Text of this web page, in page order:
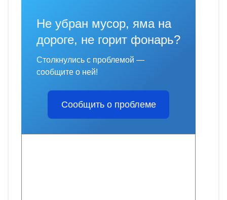
Не убран мусор, яма на
дороге, не горит фонарь?
Столкнулись с проблемой —
сообщите о ней!
Сообщить о проблеме